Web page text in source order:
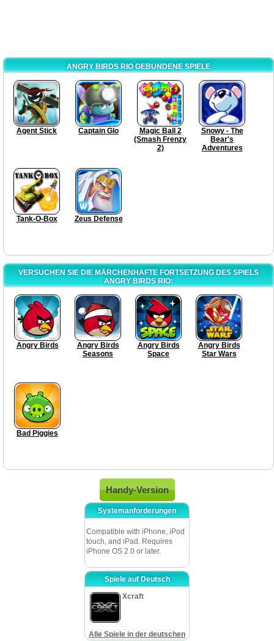
ANGRY BIRDS RIO GEBUNDENE SPIELE
Agent Stick Captain Glo
Magic Ball 2
(Smash Frenzy
2)
Snowy - The
Bear's
Adventures
Tank-O-Box Zeus Defense
VERSUCHEN SIE DIE MÄRCHENHAFTE FORTSETZUNG DES SPIELS
ANGRY BIRDS RIO:
Angry Birds
Angry Birds
Seasons
Angry Birds
Space
Angry Birds
Star Wars
Bad Piggies
Handy-Version
Systemanforderungen
Compatible with iPhone, iPod
touch, and iPad. Requires
iPhone OS 2.0 or later.
Spiele auf Deutsch
Xcraft
Alle Spiele in der deutschen